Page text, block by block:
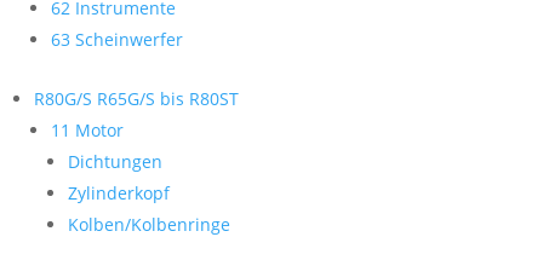
62 Instrumente
63 Scheinwerfer
R80G/S R65G/S bis R80ST
11 Motor
Dichtungen
Zylinderkopf
Kolben/Kolbenringe